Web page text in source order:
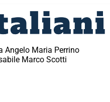
Angelo Maria Perrino
Marco Scotti